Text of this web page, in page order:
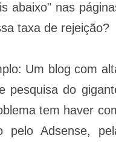
abaixo" nas
taxa de rejeição?
Um blog com
pesquisa do
tem haver
Adsense,